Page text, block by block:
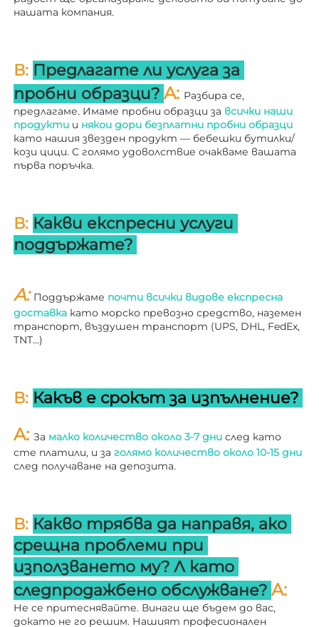
нашата компания.
В: Предлагате ли услуга за
пробни образци? A: Разбира се,
предлагаме. Имаме пробни образци за всички наши
продукти и
като нашия звезден продукт — бебешки бутилки/
кози цици. С голямо удоволствие очакваме вашата
първа поръчка.
В: Какви експресни услуги
поддържате?
A: Поддържаме почти всички видове експресна
доставка като морско превозно средство, наземен
транспорт, въздушен транспорт (UPS, DHL, FedEx,
TNT…)
В: Какъв е срокът за изпълнение?
A: За малко количество около 3-7 дни след като
сте платили, и за
след получаване на депозита.
В: Какво трябва да направя, ако
срещна проблеми при
използването му? Л като
следпродажбено обслужване?
Не се притеснявайте. Винаги ще бъдем до вас,